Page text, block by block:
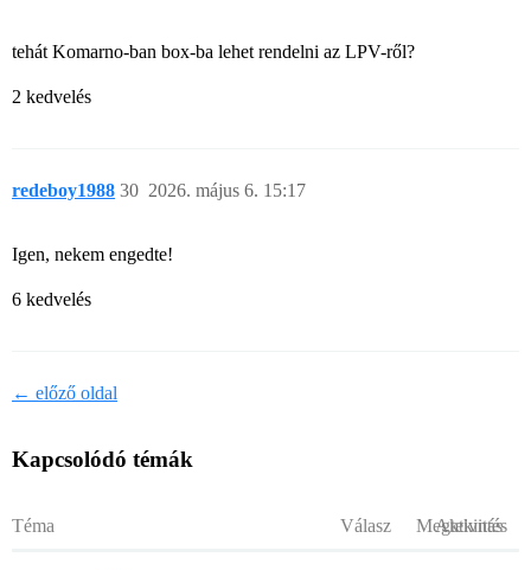
tehát Komarno-ban box-ba lehet rendelni az LPV-ről?
2 kedvelés
redeboy1988 2026. május 6. 15:17
30
Igen, nekem engedte!
6 kedvelés
← előző oldal
Kapcsolódó témák
Téma Válasz Megtekintés
Aktivitás